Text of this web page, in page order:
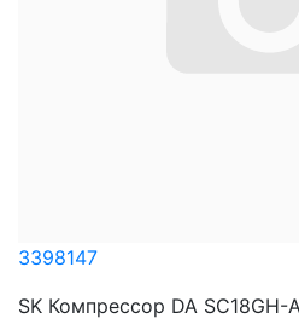
3398147
SK Компрессор DA SC18GH-